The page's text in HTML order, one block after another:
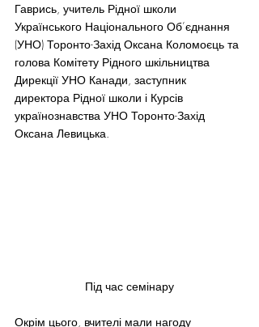
Гаврись, учитель Рідної школи
Українського Національного Об’єднання
(УНО) Торонто-Захід Оксана Коломоєць та
голова Комітету Рідного шкільництва
Дирекції УНО Канади, заступник
директора Рідної школи і Курсів
українознавства УНО Торонто-Захід
Оксана Левицька.
Під час семінару
Окрім цього, вчителі мали нагоду